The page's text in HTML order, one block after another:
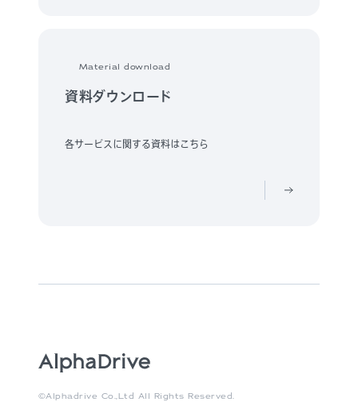
Material download
資料ダウンロード
各サービスに関する資料はこちら
©Alphadrive Co.,Ltd All Rights Reserved.